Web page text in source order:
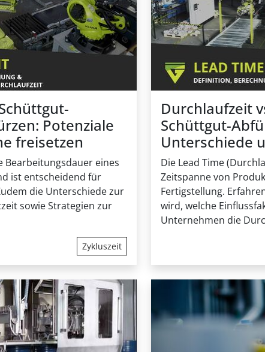
BVT (Brutto-Turbinenpacker)
Highspeed für Granulate
Clean Cycle of Packaging
Effizient & Nachhaltig
Potenziale
freisetzen
Bearbeitungsdauer eines
ist entscheidend für
die Unterschiede zur
sowie Strategien zur
Zykluszeit
Durchlaufzeit
Schüttgut-
Unterschiede
Die Lead Time
Zeitspanne von
Fertigstellung.
wird, welche
Unternehmen die